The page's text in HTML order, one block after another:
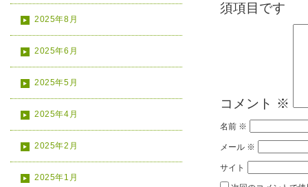
2025年8月
2025年6月
2025年5月
2025年4月
2025年2月
2025年1月
須項目です
コメント ※
名前 ※
メール ※
サイト